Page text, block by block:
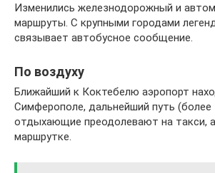
Изменились железнодорожный и
маршруты. С крупными городами
связывает автобусное сообщение.
По воздуху
Ближайший к Коктебелю аэропорт
Симферополе, дальнейший путь (более
отдыхающие преодолевают на такси,
маршрутке.